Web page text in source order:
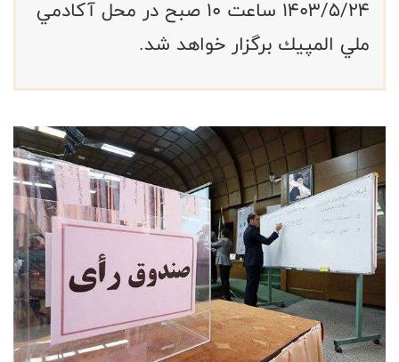
١٤٠٣/٥/٢٤ ساعت ١٠ صبح در محل آكادمي
ملي المپيك برگزار خواهد شد.